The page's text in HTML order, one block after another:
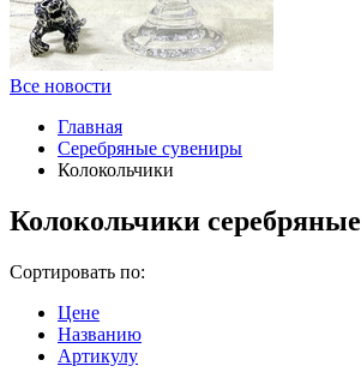
Все новости
Главная
Серебряные сувениры
Колокольчики
Колокольчики серебряные
Сортировать по:
Цене
Названию
Артикулу